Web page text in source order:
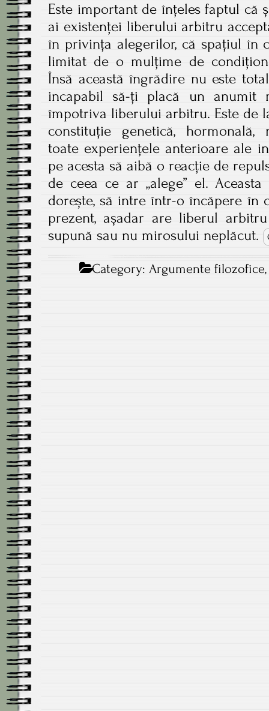
Este important de înțeles faptul că
ai existenței liberului arbitru
în privința alegerilor, că spațiul în
limitat de o mulțime de
Însă această îngrădire nu este
incapabil să-ți placă un anumit
împotriva liberului arbitru. Este de
constituție genetică, hormonală,
toate experiențele anterioare ale
pe acesta să aibă o reacție de
de ceea ce ar „alege” el.
dorește, să intre într-o încăpere în
prezent, așadar are liberul
supună sau nu mirosului neplăcut.
Category:Argumente filozofice